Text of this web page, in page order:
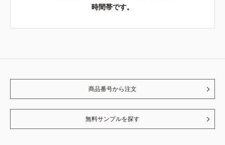
時間帯です。
商品番号から注文
無料サンプルを探す